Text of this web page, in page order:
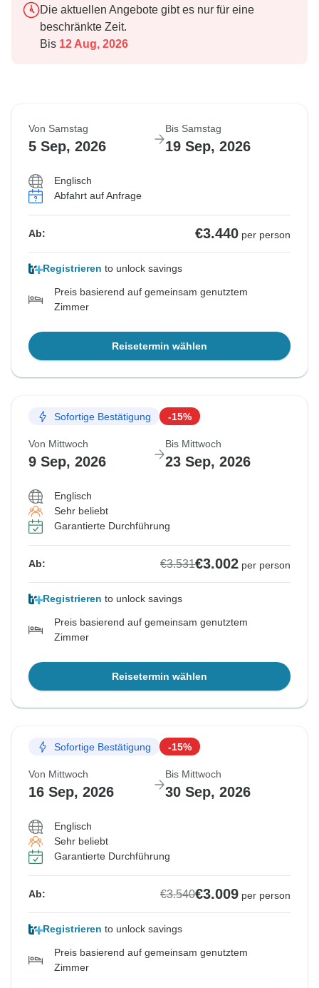
Die aktuellen Angebote gibt es nur für eine
beschränkte Zeit.
Bis 12 Aug, 2026
Von Samstag
5 Sep, 2026
Bis Samstag
19 Sep, 2026
Englisch
Abfahrt auf Anfrage
Ab: €3.440 per person
Registrieren to unlock savings
Preis basierend auf gemeinsam genutztem
Zimmer
Reisetermin wählen
Sofortige Bestätigung -15%
Von Mittwoch
9 Sep, 2026
Bis Mittwoch
23 Sep, 2026
Englisch
Sehr beliebt
Garantierte Durchführung
Ab: €3.531€3.002 per person
Registrieren to unlock savings
Preis basierend auf gemeinsam genutztem
Zimmer
Reisetermin wählen
Sofortige Bestätigung -15%
Von Mittwoch
16 Sep, 2026
Bis Mittwoch
30 Sep, 2026
Englisch
Sehr beliebt
Garantierte Durchführung
Ab: €3.540€3.009 per person
Registrieren to unlock savings
Preis basierend auf gemeinsam genutztem
Zimmer